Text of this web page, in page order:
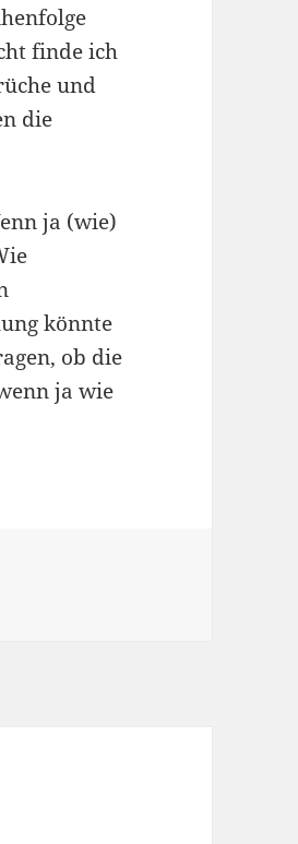
finde ich
und
die
ja (wie)
könnte
ob die
ja wie